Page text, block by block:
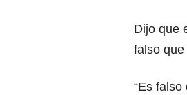
Dijo que
falso
“Es